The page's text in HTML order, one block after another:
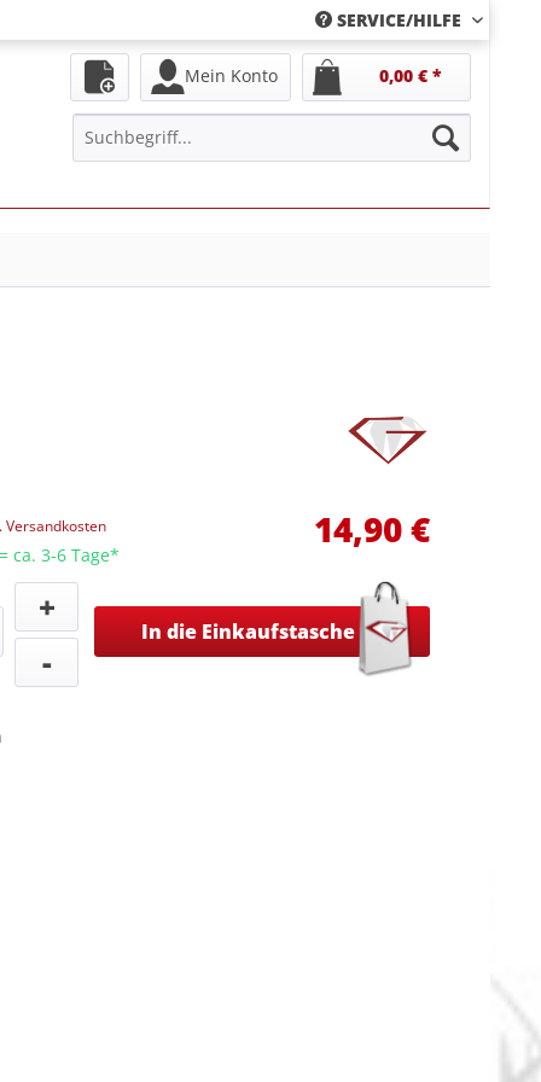
SERVICE/HILFE
Mein Konto 0,00 € *
14,90 €
Versandkosten
ca. 3-6 Tage*
+
-
In die Einkaufstasche